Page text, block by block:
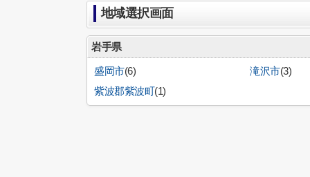
地域選択画面
岩手県
盛岡市(6) 滝沢市(3)
紫波郡紫波町(1)